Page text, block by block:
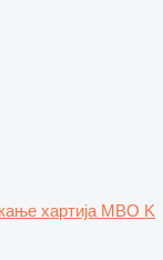
хартија MBO K